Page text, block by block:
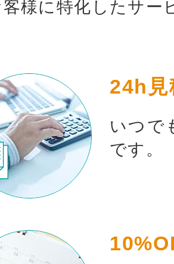
客様に特化したサー
24h見
いつで
です。